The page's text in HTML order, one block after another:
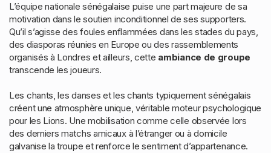
L’équipe nationale sénégalaise puise une part majeure de sa
motivation dans le soutien inconditionnel de ses supporters.
Qu’il s’agisse des foules enflammées dans les stades du pays,
des diasporas réunies en Europe ou des rassemblements
organisés à Londres et ailleurs, cette ambiance de groupe
transcende les joueurs.
Les chants, les danses et les chants typiquement sénégalais
créent une atmosphère unique, véritable moteur psychologique
pour les Lions. Une mobilisation comme celle observée lors
des derniers matchs amicaux à l’étranger ou à domicile
galvanise la troupe et renforce le sentiment d’appartenance.